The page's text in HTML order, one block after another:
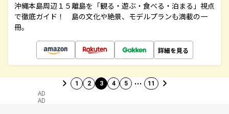
沖縄本島周辺１５離島を「観る・遊ぶ・食べる・泊まる」視点
で徹底ガイド！ 島の文化や絶景、モデルプランも満載の一
冊。
詳細を見る
1 2 3 4 5 … 11
AD
AD